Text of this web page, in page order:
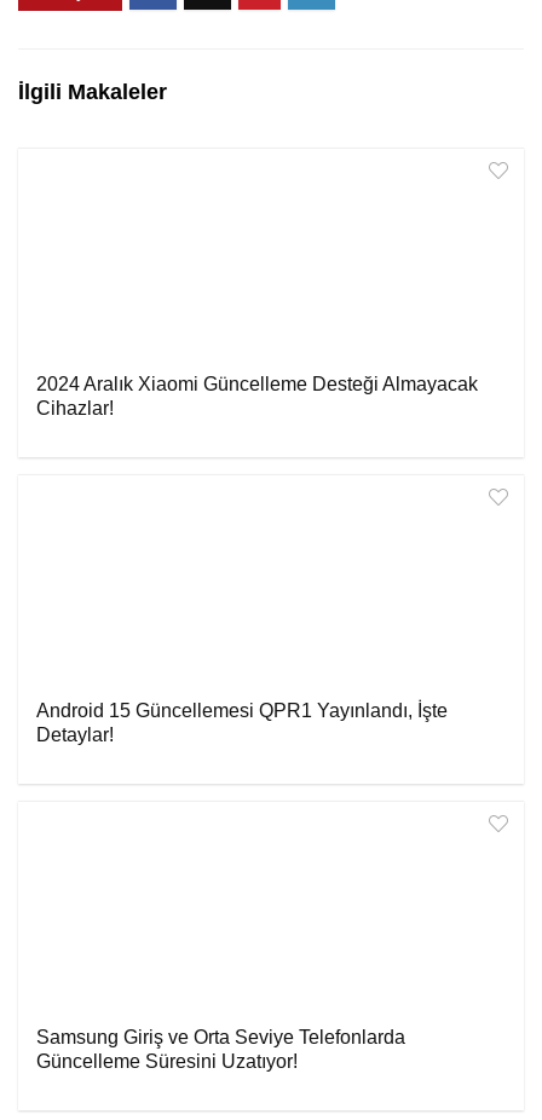
İlgili Makaleler
2024 Aralık Xiaomi Güncelleme Desteği Almayacak
Cihazlar!
Android 15 Güncellemesi QPR1 Yayınlandı, İşte
Detaylar!
Samsung Giriş ve Orta Seviye Telefonlarda
Güncelleme Süresini Uzatıyor!